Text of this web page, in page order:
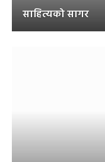
साहित्यको सागर